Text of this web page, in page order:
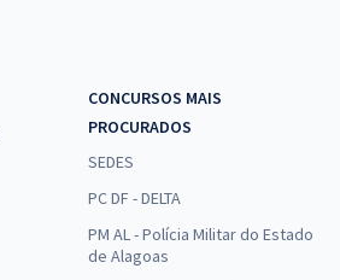
CONCURSOS MAIS
PROCURADOS
SEDES
PC DF - DELTA
PM AL - Polícia Militar do Estado
de Alagoas